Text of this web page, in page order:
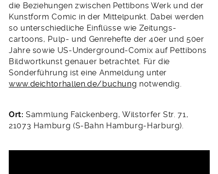
die Beziehungen zwischen Pettibons Werk und der
Kunstform Comic in der Mittelpunkt. Dabei werden
so unterschiedliche Einflüsse wie Zeitungs-
cartoons, Pulp- und Genrehefte der 40er und 50er
Jahre sowie US-Underground-Comix auf Pettibons
Bildwortkunst genauer betrachtet. Für die
Sonderführung ist eine Anmeldung unter
www.deichtorhallen.de/buchung notwendig.
Ort: Sammlung Falckenberg, Wilstorfer Str. 71,
21073 Hamburg (S-Bahn Hamburg-Harburg).